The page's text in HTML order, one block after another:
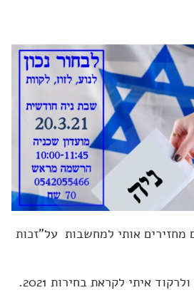
הטיפול
מחזירים אותי למחשבות על"זכות
איתי לקראת בחירות 2021.